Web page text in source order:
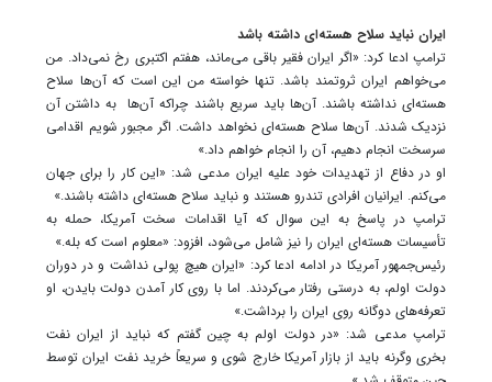
ایران نباید سلاح هسته‌ای داشته باشد
ترامپ ادعا کرد: «اگر ایران فقیر باقی می‌ماند، هفتم اکتبری رخ نمی‌داد. من
می‌خواهم ایران ثروتمند باشد. تنها خواسته من این است که آن‌ها سلاح
هسته‌ای نداشته باشند. آن‌ها باید سریع باشند چراکه آن‌ها به داشتن آن
نزدیک شدند. آن‌ها سلاح هسته‌ای نخواهد داشت. اگر مجبور شویم اقدامی
سرسخت انجام دهیم، آن را انجام خواهم داد.»
او در دفاع از تهدیدات خود علیه ایران مدعی شد: «این کار را برای جهان
می‌کنم. ایرانیان افرادی تندرو هستند و نباید سلاح هسته‌ای داشته باشند.»
ترامپ در پاسخ به این سوال که آیا اقدامات سخت آمریکا، حمله به
تأسیسات هسته‌ای ایران را نیز شامل می‌شود، افزود: «معلوم است که بله.»
رئیس‌جمهور آمریکا در ادامه ادعا کرد: «ایران هیچ پولی نداشت و در دوران
دولت اولم، به درستی رفتار می‌کردند. اما با روی کار آمدن دولت بایدن، او
تعرفه‌های دوگانه روی ایران را برداشت.»
ترامپ مدعی شد: «در دولت اولم به چین گفتم که نباید از ایران نفت
بخری وگرنه باید از بازار آمریکا خارج شوی و سریعاً خرید نفت ایران توسط